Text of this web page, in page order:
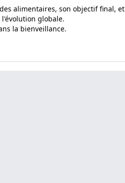
alimentaires, son objectif final,
globale.
la bienveillance.